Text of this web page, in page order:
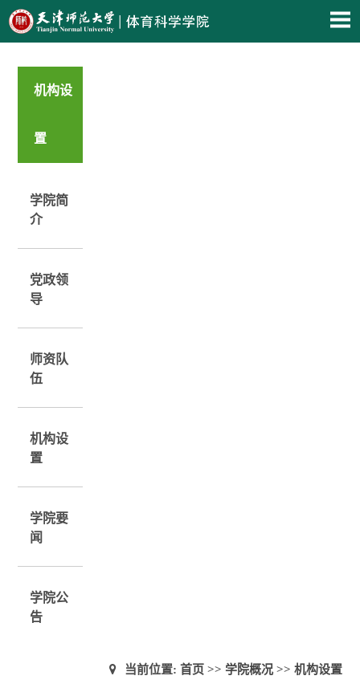
机构设
置
学院简
介
党政领
导
师资队
伍
机构设
置
学院要
闻
学院公
告
当前位置: 首页 >> 学院概况>> 机构设置